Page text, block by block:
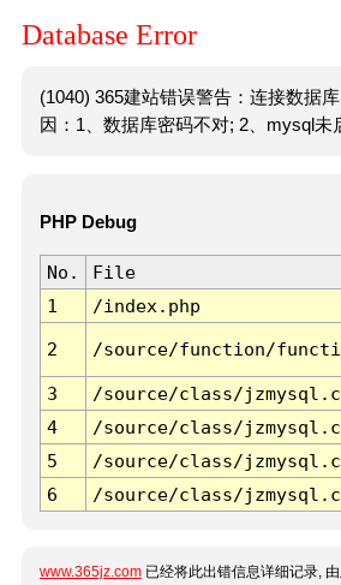
Database Error
(1040) 365建站错误警告：连接数据
因：1、数据库密码不对; 2、mysql未
PHP Debug
No. File
1
/index.php
2 /source/function/
3 /source/class/
4
/source/class/
5
/source/class/
6
/source/class/
www.365jz.com 已经将此出错信息详细记录,